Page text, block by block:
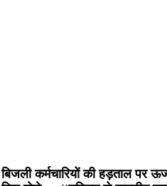
बिजली कर्मचारियों की हड़ताल पर